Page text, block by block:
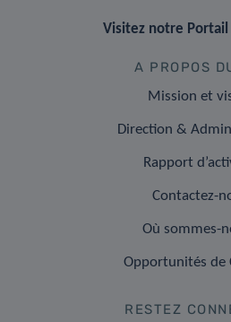
Visitez notre Portail
A PROPOS
Mission et
Direction &
Rapport
Contactez-
Où sommes-
Opportunités de
RESTEZ